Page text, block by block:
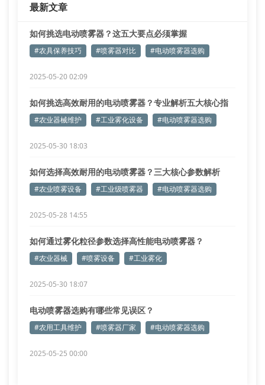
最新文章
如何挑选电动喷雾器？这五大要点必须掌握
#农具保养技巧 #喷雾器对比 #电动喷雾器选购
2025-05-20 02:09
如何挑选高效耐用的电动喷雾器？专业解析五大核心指
标#农业器械维护 #工业雾化设备 #电动喷雾器选购
2025-05-30 18:03
如何选择高效耐用的电动喷雾器？三大核心参数解析
#农业喷雾设备 #工业级喷雾器 #电动喷雾器选购
2025-05-28 14:55
如何通过雾化粒径参数选择高性能电动喷雾器？
#农业器械 #喷雾设备 #工业雾化
2025-05-30 18:07
电动喷雾器选购有哪些常见误区？
#农用工具维护 #喷雾器厂家 #电动喷雾器选购
2025-05-25 00:00